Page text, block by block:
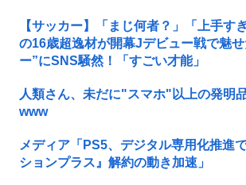
【サッカー】「まじ何者？」「上手す
の16歳超逸材が開幕Jデビュー戦で魅
ー”にSNS騒然！「すごい才能」
人類さん、未だに"スマホ"以上の発明
www
メディア「PS5、デジタル専用化推進
ションプラス』解約の動き加速」